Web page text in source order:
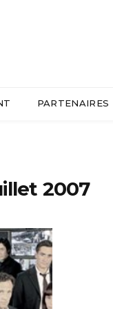
PARTENAIRES
2007